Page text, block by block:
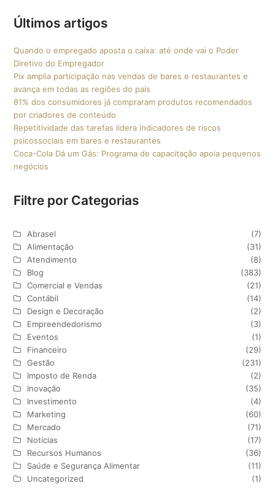
Últimos artigos
Quando o empregado aposta o caixa: até onde vai o Poder
Diretivo do Empregador
Pix amplia participação nas vendas de bares e restaurantes e
avança em todas as regiões do país
81% dos consumidores já compraram produtos recomendados
por criadores de conteúdo
Repetitividade das tarefas lidera indicadores de riscos
psicossociais em bares e restaurantes
Coca-Cola Dá um Gás: Programa de capacitação apoia pequenos
negócios
Filtre por Categorias
Abrasel
(7)
Alimentação
(31)
Atendimento
(8)
Blog
(383)
Comercial e Vendas
(21)
Contábil
(14)
Design e Decoração
(2)
Empreendedorismo
(3)
Eventos
(1)
Financeiro
(29)
Gestão
(231)
Imposto de Renda
(2)
Inovação
(35)
Investimento
(4)
Marketing
(60)
Mercado
(71)
Notícias
(17)
Recursos Humanos
(36)
Saúde e Segurança Alimentar
(11)
Uncategorized
(1)